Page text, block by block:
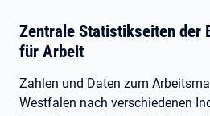
Zentrale Statistikseiten der
für Arbeit
Zahlen und Daten zum
Westfalen nach verschiedenen